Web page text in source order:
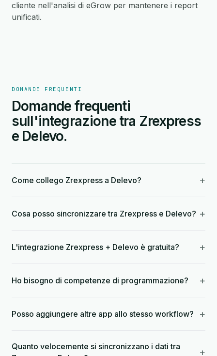
cliente nell'analisi di eGrow per mantenere i report
unificati.
DOMANDE FREQUENTI
Domande frequenti
sull'integrazione tra Zrexpress
e Delevo.
Come collego Zrexpress a Delevo? +
Cosa posso sincronizzare tra Zrexpress e Delevo? +
L'integrazione Zrexpress + Delevo è gratuita? +
Ho bisogno di competenze di programmazione? +
Posso aggiungere altre app allo stesso workflow? +
Quanto velocemente si sincronizzano i dati tra
+